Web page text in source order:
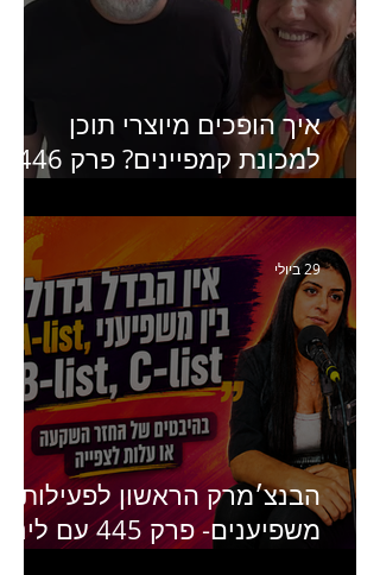
מנכ״לית Humanz ישראל
איך הופכים מיוצרי תוכן
למכונת קמפיינים? פרק 446
ומנהלת לשעבר של קהילת
היוצרים של טיקטוק
הבנצ׳מרק הראשון לפעילות
משפיענים- פרק 445 עם לינוי
29 ביולי